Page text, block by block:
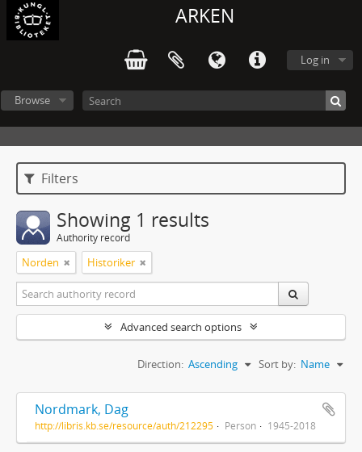
ARKEN
Log in
Browse
Filters
Showing 1 results
Authority record
Norden Historiker
Advanced search options
Sort by: Name
Direction: Ascending
Nordmark, Dag
http://libris.kb.se/resource/auth/212295 Person 1945-2018